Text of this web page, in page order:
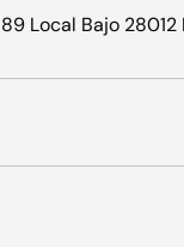
Local Bajo 28012